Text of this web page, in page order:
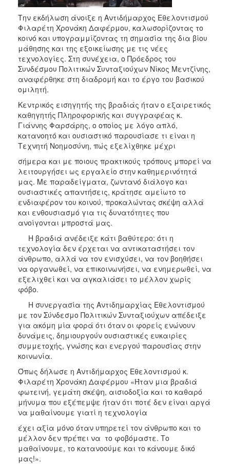
Την εκδήλωση άνοιξε η Αντιδήμαρχος Εθελοντισμού
Φιλαρέτη Χρονάκη Δαφέρμου, καλωσορίζοντας το
κοινό και υπογραμμίζοντας τη σημασία της δια βίου
μάθησης και της εξοικείωσης με τις νέες
τεχνολογίες. Στη συνέχεια, ο Πρόεδρος του
Συνδέσμου Πολιτικών Συνταξιούχων Νίκος Μεντζίνης,
αναφέρθηκε στη διαδρομή και το έργο του βασικού
ομιλητή.
Κεντρικός εισηγητής της βραδιάς ήταν ο εξαιρετικός
καθηγητής Πληροφορικής και συγγραφέας κ.
Γιάννης Φαρσάρης, ο οποίος με λόγο απλό,
κατανοητό και ουσιαστικό παρουσίασε τι είναι η
Τεχνητή Νοημοσύνη, πώς εξελίχθηκε μέχρι
σήμερα και με ποιους πρακτικούς τρόπους μπορεί να
λειτουργήσει ως εργαλείο στην καθημερινότητά
μας. Με παραδείγματα, ζωντανό διάλογο και
ουσιαστικές απαντήσεις, κράτησε αμείωτο το
ενδιαφέρον του κοινού, προκαλώντας σκέψη αλλά
και ενθουσιασμό για τις δυνατότητες που
ανοίγονται μπροστά μας.
Η βραδιά ανέδειξε κάτι βαθύτερο: ότι η
τεχνολογία δεν έρχεται να αντικαταστήσει τον
άνθρωπο, αλλά να τον ενισχύσει, να τον βοηθήσει
να οργανωθεί, να επικοινωνήσει, να ενημερωθεί, να
εξελιχθεί και να αγκαλιάσει το μέλλον χωρίς
φόβο.
Η συνεργασία της Αντιδημαρχίας Εθελοντισμού
με τον Σύνδεσμο Πολιτικών Συνταξιούχων απέδειξε
για ακόμη μία φορά ότι όταν οι φορείς ενώνουν
δυνάμεις, δημιουργούν ουσιαστικές ευκαιρίες
συμμετοχής, γνώσης και ενεργού παρουσίας στην
κοινωνία.
Όπως δήλωσε η Αντιδήμαρχος Εθελοντισμού κ.
Φιλαρέτη Χρονάκη Δαφέρμου «Ήταν μια βραδιά
φωτεινή, γεμάτη σκέψη, αισιοδοξία και το καθαρό
μήνυμα που εξέπεμψε ήταν ότι ποτέ δεν είναι αργά
να μαθαίνουμε γιατί η τεχνολογία
έχει αξία μόνο όταν υπηρετεί τον άνθρωπο και το
μέλλον δεν πρέπει να το φοβόμαστε. Το
μαθαίνουμε, το κατανοούμε και το κάνουμε δικό
μας!».